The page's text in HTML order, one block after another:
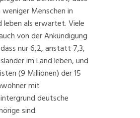
weniger Menschen in
leben als erwartet. Viele
von der Ankündigung
nur 6,2, anstatt 7,3,
im Land leben, und
(9 Millionen) der 15
mit
deutsche
sind.